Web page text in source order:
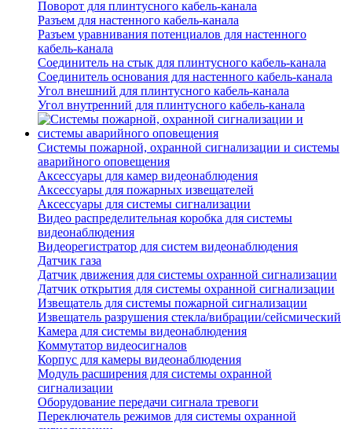
Поворот для плинтусного кабель-канала
Разъем для настенного кабель-канала
Разъем уравнивания потенциалов для настенного
кабель-канала
Соединитель на стык для плинтусного кабель-канала
Соединитель основания для настенного кабель-канала
Угол внешний для плинтусного кабель-канала
Угол внутренний для плинтусного кабель-канала
Системы пожарной, охранной сигнализации и системы
аварийного оповещения
Аксессуары для камер видеонаблюдения
Аксессуары для пожарных извещателей
Аксессуары для системы сигнализации
Видео распределительная коробка для системы
видеонаблюдения
Видеорегистратор для систем видеонаблюдения
Датчик газа
Датчик движения для системы охранной сигнализации
Датчик открытия для системы охранной сигнализации
Извещатель для системы пожарной сигнализации
Извещатель разрушения стекла/вибрации/сейсмический
Камера для системы видеонаблюдения
Коммутатор видеосигналов
Корпус для камеры видеонаблюдения
Модуль расширения для системы охранной
сигнализации
Оборудование передачи сигнала тревоги
Переключатель режимов для системы охранной